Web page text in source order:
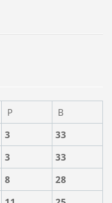
P
B
3
33
3
33
8
28